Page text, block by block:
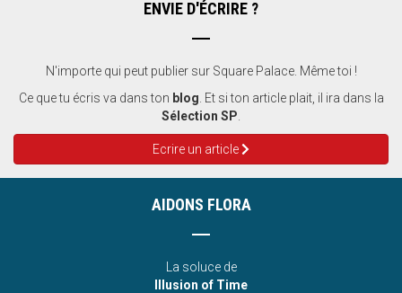
ENVIE D'ÉCRIRE ?
N'importe qui peut publier sur Square Palace. Même toi !
Ce que tu écris va dans ton blog . Et si ton article plait, il ira dans la
Sélection SP
Ecrire un article
AIDONS FLORA
La soluce de
Illusion of Time